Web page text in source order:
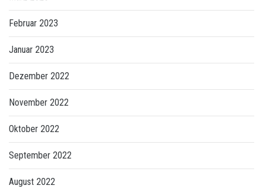
Februar 2023
Januar 2023
Dezember 2022
November 2022
Oktober 2022
September 2022
August 2022